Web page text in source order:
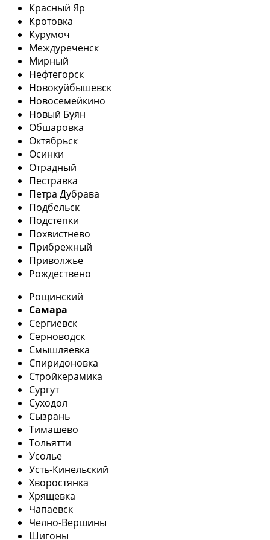
Красный Яр
Кротовка
Курумоч
Междуреченск
Мирный
Нефтегорск
Новокуйбышевск
Новосемейкино
Новый Буян
Обшаровка
Октябрьск
Осинки
Отрадный
Пестравка
Петра Дубрава
Подбельск
Подстепки
Похвистнево
Прибрежный
Приволжье
Рождествено
Рощинский
Самара
Сергиевск
Серноводск
Смышляевка
Спиридоновка
Стройкерамика
Сургут
Суходол
Сызрань
Тимашево
Тольятти
Усолье
Усть-Кинельский
Хворостянка
Хрящевка
Чапаевск
Челно-Вершины
Шигоны